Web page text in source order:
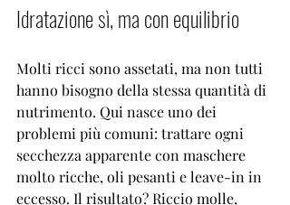
Idratazione sì, ma con equilibrio
Molti ricci sono assetati, ma non tutti
hanno bisogno della stessa quantità di
nutrimento. Qui nasce uno dei
problemi più comuni: trattare ogni
secchezza apparente con maschere
molto ricche, oli pesanti e leave-in in
eccesso. Il risultato? Riccio molle,